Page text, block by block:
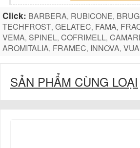
Click: BARBERA, RUBICONE,
TECHFROST, GELATEC, FAMA,
VEMA, SPINEL, COFRIMELL,
AROMITALIA, FRAMEC, INNOVA,
SẢN PHẨM CÙNG LOẠI